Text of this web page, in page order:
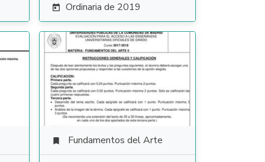
 Ordinaria de 2019
 Fundamentos del Arte